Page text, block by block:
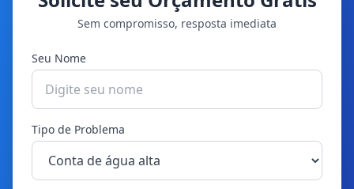
Sem compromisso, resposta imediata
Seu Nome
Tipo de Problema